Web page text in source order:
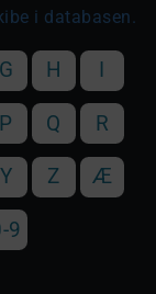
i databasen.
G H I
P Q R
Y Z Æ
9